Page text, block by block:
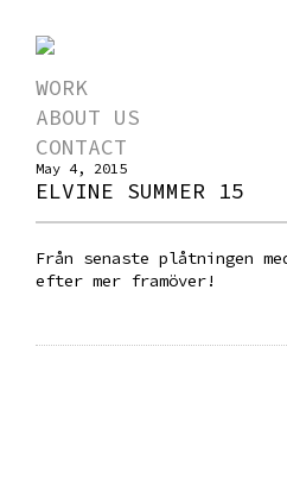
WORK
ABOUT US
CONTACT
May 4, 2015
ELVINE SUMMER 15
Från senaste plåtningen
efter mer framöver!